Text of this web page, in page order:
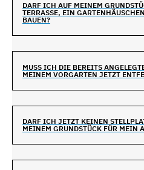
DARF ICH AUF MEINEM
TERRASSE, EIN
BAUEN?
MUSS ICH DIE BEREITS
MEINEM VORGARTEN JETZT
DARF ICH JETZT KEINEN
MEINEM GRUNDSTÜCK FÜR MEIN